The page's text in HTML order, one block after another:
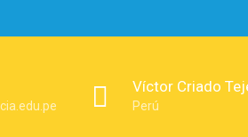
Víctor Criado
Perú